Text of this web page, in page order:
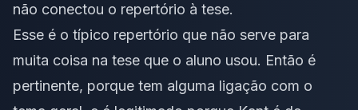
não conectou o repertório à tese.
Esse é o típico repertório que não serve para
muita coisa na tese que o aluno usou. Então é
pertinente, porque tem alguma ligação com o